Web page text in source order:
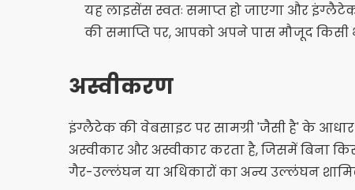
यह लाइसेंस स्वतः समाप्त हो जाएगा और
की समाप्ति पर, आपको अपने पास मौजूद किसी भी
अस्वीकरण
इंग्लैटेक की वेबसाइट पर सामग्री 'जैसी है' के आधार
अस्वीकार और अस्वीकार करता है, जिसमें बिना
गैर-उल्लंघन या अधिकारों का अन्य उल्लंघन